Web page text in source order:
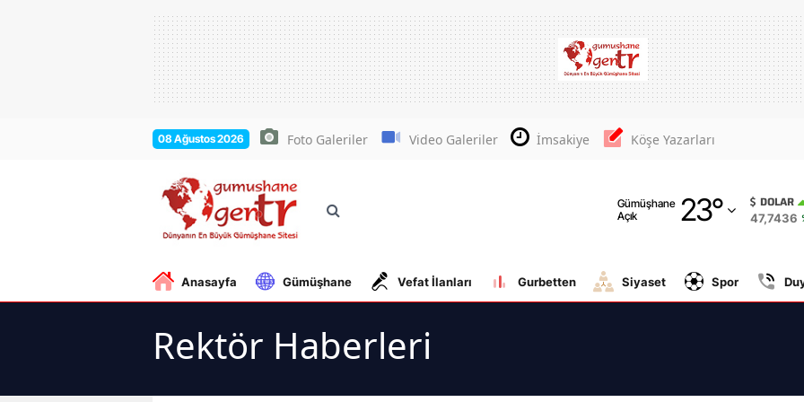
08 Ağustos 2026 Foto Galeriler Video Galeriler İmsakiye Köşe Yazarları
Gümüşhane
Açık
23°
Adana
Adıyaman
Amasya
Antalya
DOLAR
47,7436
Anasayfa Gümüşhane Vefat İlanları Gurbetten Siyaset Spor
Rektör Haberleri